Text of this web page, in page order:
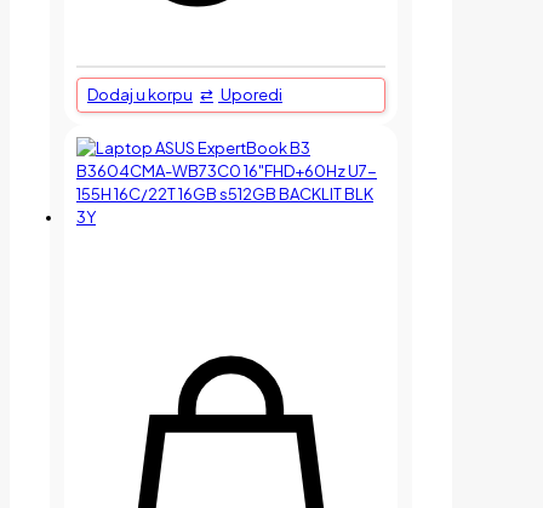
Dodaj u korpu Uporedi